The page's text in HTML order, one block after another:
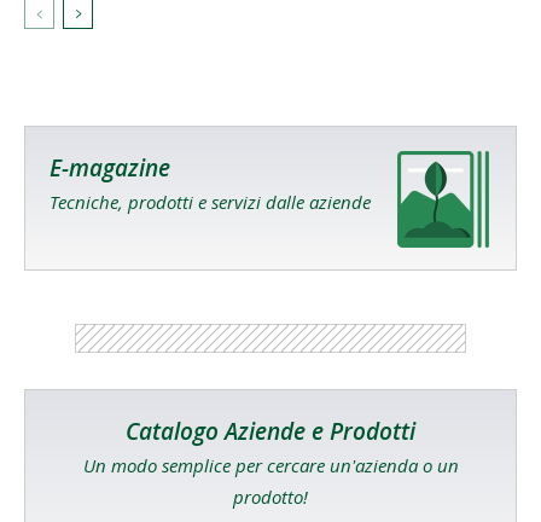
E-magazine
Tecniche, prodotti e servizi dalle aziende
Catalogo Aziende e Prodotti
Un modo semplice per cercare un'azienda o un
prodotto!